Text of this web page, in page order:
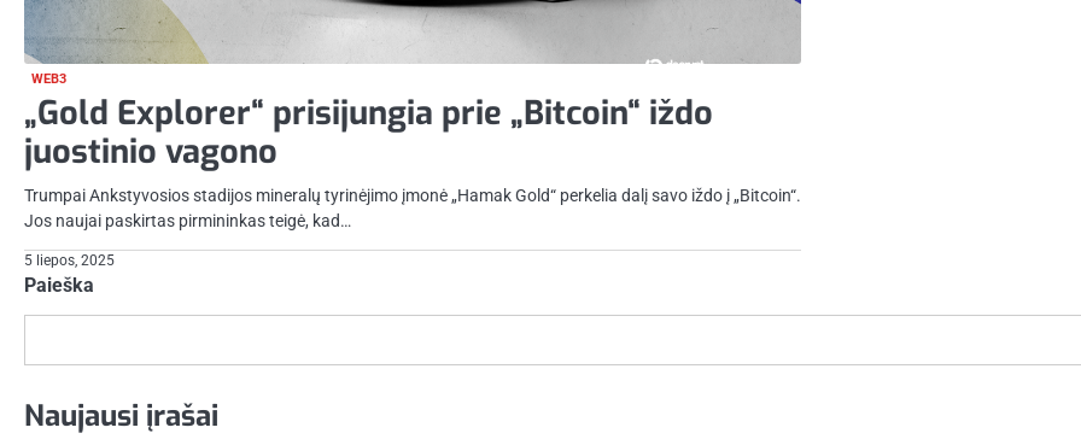
WEB3
„Gold Explorer“ prisijungia prie „Bitcoin“ iždo
juostinio vagono
Trumpai Ankstyvosios stadijos mineralų tyrinėjimo įmonė „Hamak Gold“ perkelia dalį savo iždo į „Bitcoin“.
Jos naujai paskirtas pirmininkas teigė, kad…
5 liepos, 2025
Paieška
Naujausi įrašai